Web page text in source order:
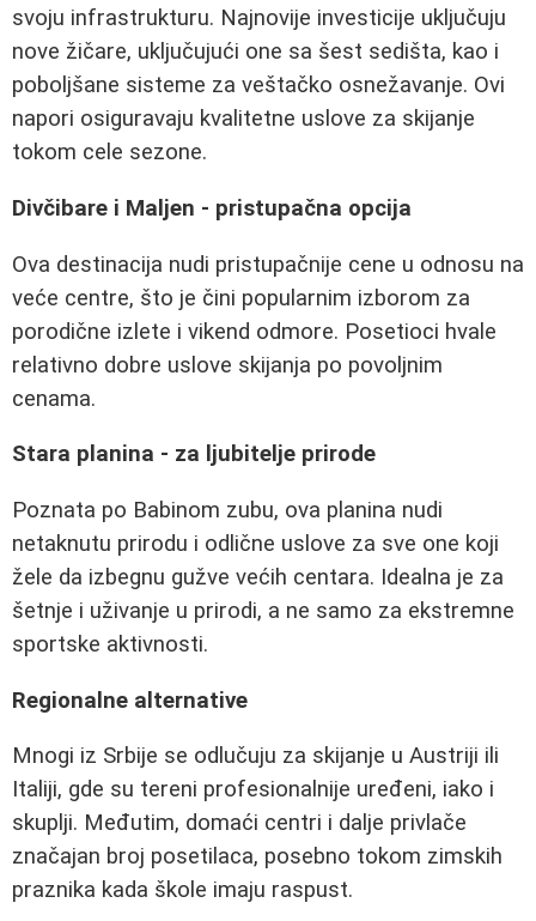
svoju infrastrukturu. Najnovije investicije uključuju
nove žičare, uključujući one sa šest sedišta, kao i
poboljšane sisteme za veštačko osnežavanje. Ovi
napori osiguravaju kvalitetne uslove za skijanje
tokom cele sezone.
Divčibare i Maljen - pristupačna opcija
Ova destinacija nudi pristupačnije cene u odnosu na
veće centre, što je čini popularnim izborom za
porodične izlete i vikend odmore. Posetioci hvale
relativno dobre uslove skijanja po povoljnim
cenama.
Stara planina - za ljubitelje prirode
Poznata po Babinom zubu, ova planina nudi
netaknutu prirodu i odlične uslove za sve one koji
žele da izbegnu gužve većih centara. Idealna je za
šetnje i uživanje u prirodi, a ne samo za ekstremne
sportske aktivnosti.
Regionalne alternative
Mnogi iz Srbije se odlučuju za skijanje u Austriji ili
Italiji, gde su tereni profesionalnije uređeni, iako i
skuplji. Međutim, domaći centri i dalje privlače
značajan broj posetilaca, posebno tokom zimskih
praznika kada škole imaju raspust.